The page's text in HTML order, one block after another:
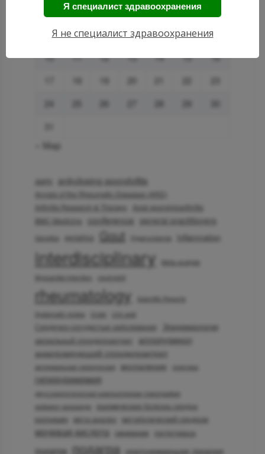
1
3 4 5 6 7 8
10
11 12 13 14 15
16
24
« Мар
ankylosing spondylitis
Annals of the Rheumatic Diseases (ARD)
Arthritis Research & Therapy
Axial spondyloarthritis
BMC Medicine
conference general practitioners
Genetics geriatrics Gout Hyperuricemia Inflammation
interdisciplinary
Meta-analysis
Myocardial infarction
neutrophil
rheumatology
Scientific Reports
Systematic review
Uric acid
Сердечно-сосудистые заболевания Эпидемиология
аксиальный спондилоартрит аллопуринол
анкилозирующий спондилоартрит
артериальная гипертензия воспаление генетика
гиперурикемия
двухэнергетическая компьютерная томография
инфаркт миокарда
ишемическая болезнь сердца
колхицин мета-анализ метаболический синдром
мочевая кислота ожирение пеглотиказа
по­даг­ра подагра уратснижающая терапия
Я специалист здравоохранения
Я не специалист здравоохранения